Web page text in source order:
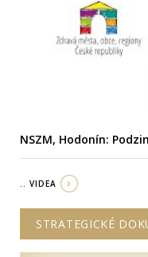
NSZM, Hodonín:
.. VIDEA
STRATEGICKÉ